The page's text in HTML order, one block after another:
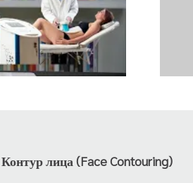
Контур лица (Face Contouring)